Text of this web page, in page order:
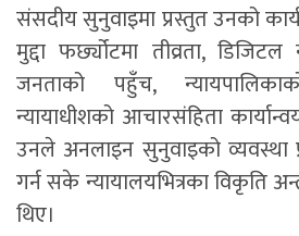
संसदीय सुनुवाइमा प्रस्तुत उनको
मुद्दा फर्छ्योटमा तीव्रता, डिजिटल
जनताको पहुँच,
न्यायाधीशको आचारसंहिता
उनले अनलाइन सुनुवाइको व्यवस्था
गर्न सके न्यायालयभित्रका विकृति
थिए।